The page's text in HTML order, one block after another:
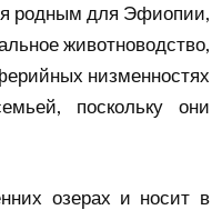
родным для Эфиопии,
животноводство,
низменностях
поскольку они
озерах и носит в